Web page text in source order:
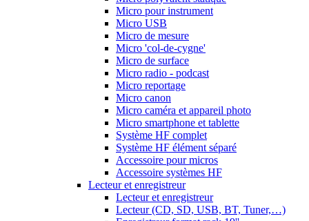
Micro pour instrument
Micro USB
Micro de mesure
Micro 'col-de-cygne'
Micro de surface
Micro radio - podcast
Micro reportage
Micro canon
Micro caméra et appareil photo
Micro smartphone et tablette
Système HF complet
Système HF élément séparé
Accessoire pour micros
Accessoire systèmes HF
Lecteur et enregistreur
Lecteur et enregistreur
Lecteur (CD, SD, USB, BT, Tuner,…)